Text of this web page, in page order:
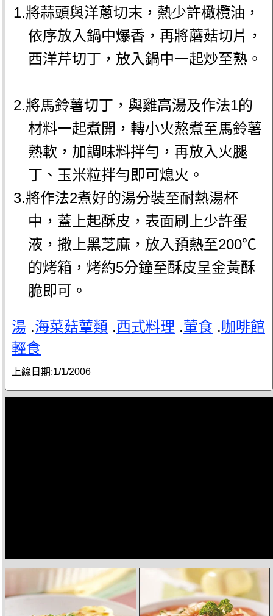
1.將蒜頭與洋蔥切末，熱少許橄欖油，
依序放入鍋中爆香，再將蘑菇切片，
西洋芹切丁，放入鍋中一起炒至熟。
2.將馬鈴薯切丁，與雞高湯及作法1的
材料一起煮開，轉小火熬煮至馬鈴薯
熟軟，加調味料拌勻，再放入火腿
丁、玉米粒拌勻即可熄火。
3.將作法2煮好的湯分裝至耐熱湯杯
中，蓋上起酥皮，表面刷上少許蛋
液，撒上黑芝麻，放入預熱至200℃
的烤箱，烤約5分鐘至酥皮呈金黃酥
脆即可。
湯 .海菜菇蕈類 .西式料理 .葷食 .咖啡館
輕食
上線日期:1/1/2006